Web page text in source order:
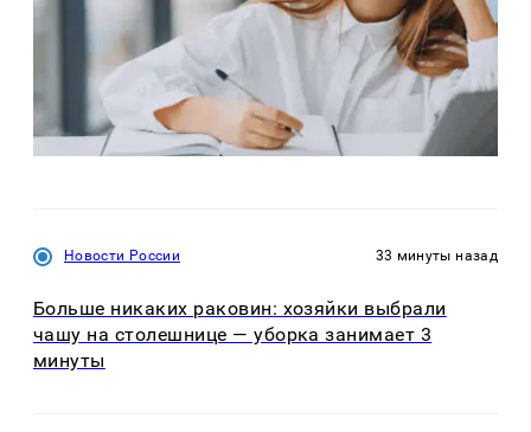
Новости России 33 минуты назад
Больше никаких раковин: хозяйки выбрали
чашу на столешнице — уборка занимает 3
минуты